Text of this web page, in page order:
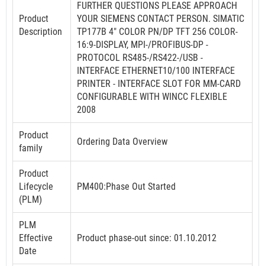
Product
Description
FURTHER QUESTIONS PLEASE APPROACH
YOUR SIEMENS CONTACT PERSON. SIMATIC
TP177B 4" COLOR PN/DP TFT 256 COLOR-
16:9-DISPLAY, MPI-/PROFIBUS-DP -
PROTOCOL RS485-/RS422-/USB -
INTERFACE ETHERNET10/100 INTERFACE
PRINTER - INTERFACE SLOT FOR MM-CARD
CONFIGURABLE WITH WINCC FLEXIBLE
2008
Product
family
Ordering Data Overview
Product
Lifecycle
(PLM)
PM400:Phase Out Started
PLM
Effective
Date
Product phase-out since: 01.10.2012